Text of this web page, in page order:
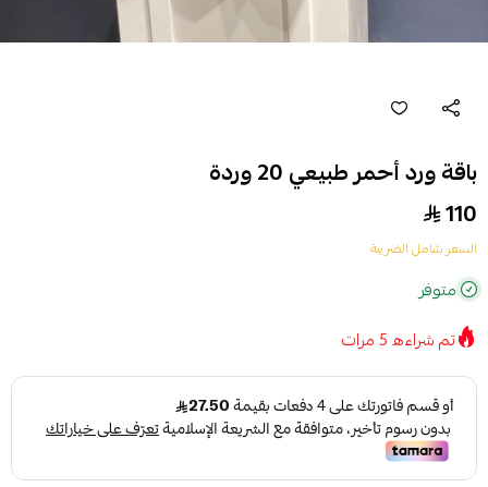
باقة ورد أحمر طبيعي 20 وردة
110
السعر شامل الضريبة
متوفر
تم شراءه5مرات